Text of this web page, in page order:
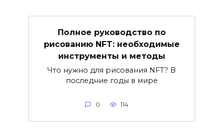
Полное руководство по
рисованию NFT: необходимые
инструменты и методы
Что нужно для рисования NFT? В
последние годы в мире
0 114